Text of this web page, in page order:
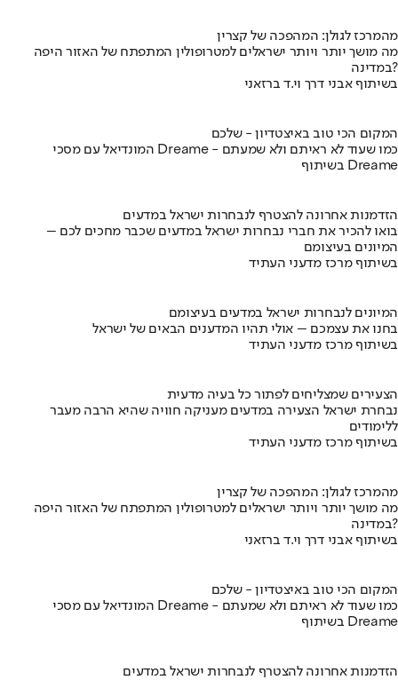
מהמרכז לגולן: המהפכה של קצרין
מה מושך יותר ויותר ישראלים למטרופולין המתפתח של האזור היפה
במדינה?
בשיתוף אבני דרך וי.ד ברזאני
המקום הכי טוב באיצטדיון - שלכם
המונדיאל עם מסכי Dreame - כמו שעוד לא ראיתם ולא שמעתם
בשיתוף Dreame
הזדמנות אחרונה להצטרף לנבחרות ישראל במדעים
בואו להכיר את חברי נבחרות ישראל במדעים שכבר מחכים לכם –
המיונים בעיצומם
בשיתוף מרכז מדעני העתיד
המיונים לנבחרות ישראל במדעים בעיצומם
בחנו את עצמכם – אולי תהיו המדענים הבאים של ישראל
בשיתוף מרכז מדעני העתיד
הצעירים שמצליחים לפתור כל בעיה מדעית
נבחרת ישראל הצעירה במדעים מעניקה חוויה שהיא הרבה מעבר
ללימודים
בשיתוף מרכז מדעני העתיד
מהמרכז לגולן: המהפכה של קצרין
מה מושך יותר ויותר ישראלים למטרופולין המתפתח של האזור היפה
במדינה?
בשיתוף אבני דרך וי.ד ברזאני
המקום הכי טוב באיצטדיון - שלכם
המונדיאל עם מסכי Dreame - כמו שעוד לא ראיתם ולא שמעתם
בשיתוף Dreame
הזדמנות אחרונה להצטרף לנבחרות ישראל במדעים